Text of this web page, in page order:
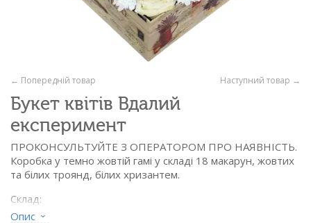
Наступний товар →
← Попередній товар
Букет квітів Вдалий
експеримент
ПРОКОНСУЛЬТУЙТЕ З ОПЕРАТОРОМ ПРО НАЯВНІСТЬ.
Коробка у темно жовтій гамі у складі 18 макарун, жовтих
та білих троянд, білих хризантем.
Склад:
- троянда жовта - 5 шт.
Опис